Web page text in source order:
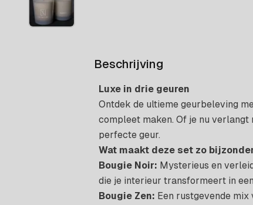
Beschrijving
Luxe in drie geuren
Ontdek de ultieme geurbeleving
compleet maken. Of je nu
perfecte geur.
Wat maakt deze set zo
Bougie Noir: Mysterieus en
die je interieur transformeert in
Bougie Zen: Een rustgevende mix